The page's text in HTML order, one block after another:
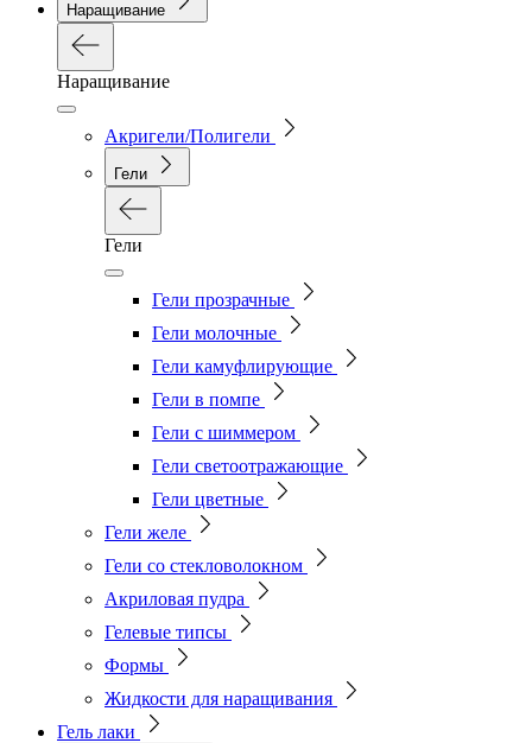
Наращивание
Наращивание
Акригели/Полигели
Гели
Гели
Гели прозрачные
Гели молочные
Гели камуфлирующие
Гели в помпе
Гели с шиммером
Гели светоотражающие
Гели цветные
Гели желе
Гели со стекловолокном
Акриловая пудра
Гелевые типсы
Формы
Жидкости для наращивания
Гель лаки